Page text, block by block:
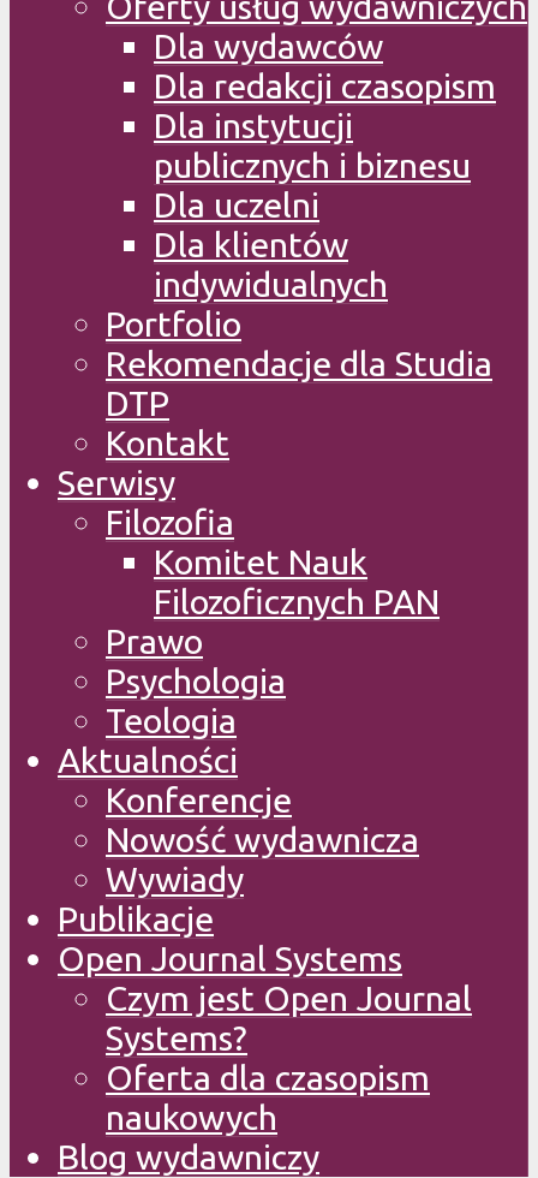
Dla wydawców
Dla redakcji czasopism
Dla instytucji
publicznych i biznesu
Dla uczelni
Dla klientów
indywidualnych
Portfolio
Rekomendacje dla Studia
DTP
Kontakt
Serwisy
Filozofia
Komitet Nauk
Filozoficznych PAN
Prawo
Psychologia
Teologia
Aktualności
Konferencje
Nowość wydawnicza
Wywiady
Publikacje
Open Journal Systems
Czym jest Open Journal
Systems?
Oferta dla czasopism
naukowych
Blog wydawniczy